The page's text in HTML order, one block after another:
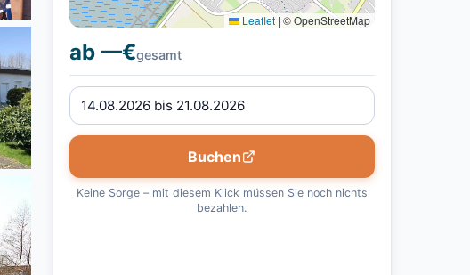
Leaflet | © OpenStreetMap
ab —€gesamt
Buchen
Keine Sorge – mit diesem Klick müssen Sie noch nichts
bezahlen.